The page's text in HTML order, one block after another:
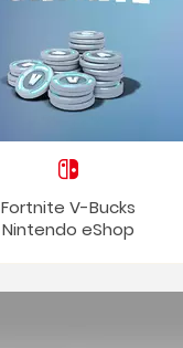
Fortnite V-Bucks
Nintendo eShop